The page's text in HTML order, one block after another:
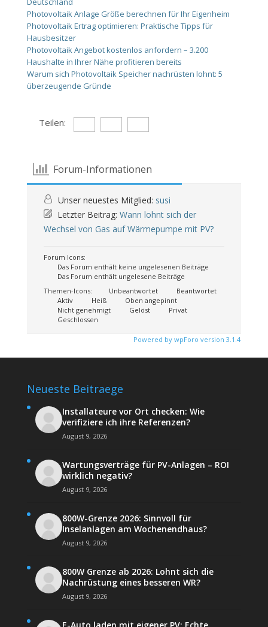
Photovoltaik Anlage Größe berechnen für Ihr Eigenheim
Photovoltaik Ertrag optimieren: Praktische Tipps für
Hausbesitzer
Photovoltaik Angebot kostenlos anfordern – 3.200
Haushalte in Ihrer Nähe profitieren bereits
Warum sich Photovoltaik Speicher nachrüsten lohnt: 5
überzeugende Gründe
Teilen:
Forum-Informationen
Unser neuestes Mitglied: susi
Letzter Beitrag: Wann lohnt sich der
Wechsel von Gas auf Wärmepumpe mit PV?
Forum Icons:
Das Forum enthält keine ungelesenen Beiträge
Das Forum enthält ungelesene Beiträge
Themen-Icons:
Unbeantwortet
Beantwortet
Aktiv
Heiß
Oben angepinnt
Nicht genehmigt
Gelöst
Privat
Geschlossen
Powered by wpForo version 3.1.4
Neueste Beitraege
Installateure vor Ort checken: Wie
verifiziere ich ihre Referenzen?
August 9, 2026
Wartungsverträge für PV-Anlagen – ROI
wirklich negativ?
August 9, 2026
800W-Grenze 2026: Sinnvoll für
Inselanlagen am Wochenendhaus?
August 9, 2026
800W Grenze ab 2026: Lohnt sich die
Nachrüstung eines besseren WR?
August 9, 2026